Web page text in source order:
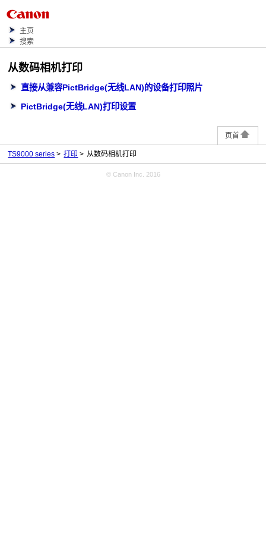
主页
搜索
从数码相机打印
直接从兼容PictBridge(无线LAN)的设备打印照片
PictBridge(无线LAN)打印设置
页首
TS9000 series 打印 从数码相机打印
© Canon Inc. 2016